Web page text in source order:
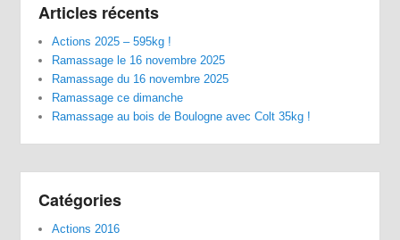
Articles récents
Actions 2025 – 595kg !
Ramassage le 16 novembre 2025
Ramassage du 16 novembre 2025
Ramassage ce dimanche
Ramassage au bois de Boulogne avec Colt 35kg !
Catégories
Actions 2016